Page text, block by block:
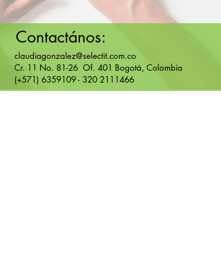
Contactános:
claudiagonzalez@selectit.com.co
Cr. 11 No. 81-26 Of. 401 Bogotá, Colombia
(+571) 6359109 - 320 2111466